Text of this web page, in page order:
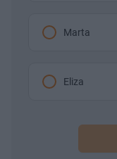
Marta
Eliza